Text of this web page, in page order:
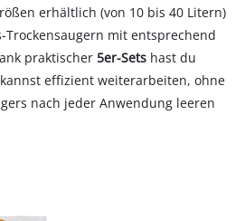
erhältlich (von 10 bis 40 Litern)
Trockensaugern mit entsprechend
praktischer 5er-Sets hast du
effizient weiterarbeiten, ohne
nach jeder Anwendung leeren